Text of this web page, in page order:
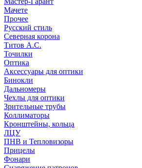
Мачете
Прочее
Русский стиль
Северная корона
Титов А.С.
Точилки
Оптика
Аксессуары для оптики
Бинокли
Дальномеры
Чехлы для оптики
Зрительные трубы
Коллиматоры
Кронштейны, кольца
ЛЦУ
ПНВ и Тепловизоры
Прицелы
Фонари